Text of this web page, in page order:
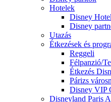
Hotelek
Disney
Disney
Utazás
Étkezések és
Reggeli
Félpanzió/
Étkezés
Párizs
Disney VIP
Disneyland Paris